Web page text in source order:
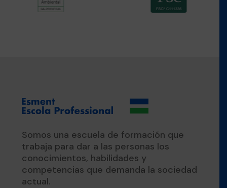
Somos una escuela de formación que
trabaja para dar a las personas los
conocimientos, habilidades y
competencias que demanda la sociedad
actual.